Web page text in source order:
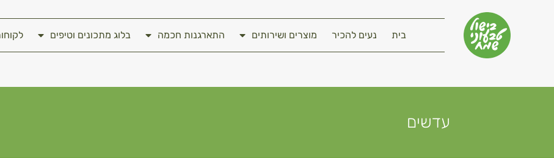
בית נעים להכיר מוצרים ושירותים התארגנות חכמה בלוג מתכונים וטיפים
עדשים